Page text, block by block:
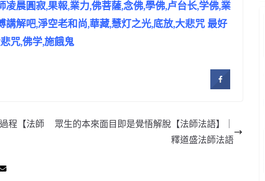
晨圓寂,果報,業力,佛菩薩,念佛,學佛,卢台长,学佛,業
講解吧,淨空老和尚,華藏,慧灯之光,底放,大悲咒 最好
咒,佛学,施餓鬼
程【法師
眾生的本來面目即是覺悟解脫【法師法語】｜
釋道盛法師法語